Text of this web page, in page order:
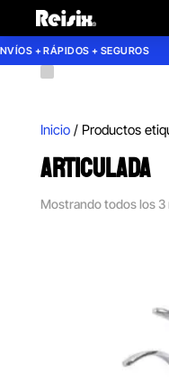
+ RÁPIDOS + SEGUROS
Inicio/ Productos
ARTICULADA
Mostrando todos los